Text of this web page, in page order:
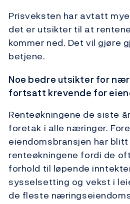
Prisveksten har avtatt
det er utsikter til at
kommer ned. Det vil gjøre
betjene.
Noe bedre utsikter for
fortsatt krevende for
Renteøkningene de siste
foretak i alle næringer.
eiendomsbransjen har
renteøkningene fordi de
forhold til løpende
sysselsetting og vekst i
de fleste